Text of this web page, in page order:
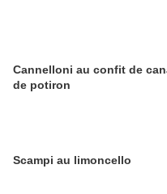
Cannelloni au confit de
de potiron
Scampi au limoncello